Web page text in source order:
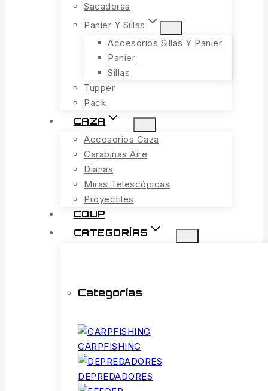
Sacaderas
Panier Y Sillas
Accesorios Sillas Y Panier
Panier
Sillas
Tupper
Pack
CAZA
Accesorios Caza
Carabinas Aire
Dianas
Miras Telescópicas
Proyectiles
COUP
CATEGORÍAS
Categorías
CARPFISHING
DEPREDADORES